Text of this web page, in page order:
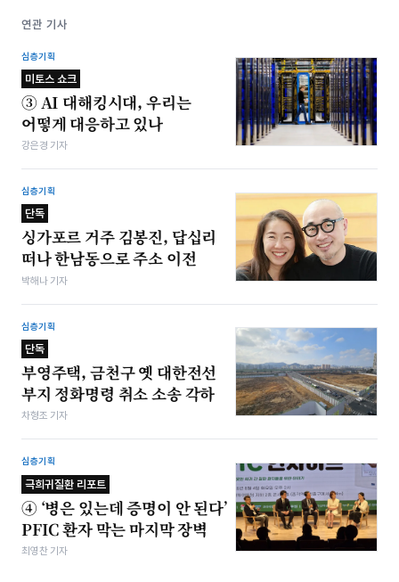
연관 기사
심층기획
미토스 쇼크
③ AI 대해킹시대, 우리는
어떻게 대응하고 있나
강은경 기자
심층기획
단독
싱가포르 거주 김봉진, 답십리
떠나 한남동으로 주소 이전
박해나 기자
심층기획
단독
부영주택, 금천구 옛 대한전선
부지 정화명령 취소 소송 각하
차형조 기자
심층기획
극희귀질환 리포트
④ ‘병은 있는데 증명이 안 된다’
PFIC 환자 막는 마지막 장벽
최영찬 기자